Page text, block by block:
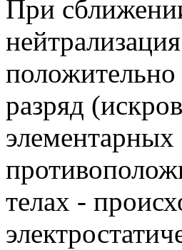
При
положительно
разряд
элементарных
телах -